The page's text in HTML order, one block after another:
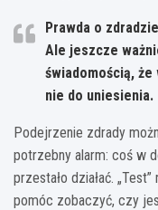
Prawda o
Ale jeszcze
świadomością,
nie do uniesienia.
Podejrzenie zdrady
potrzebny alarm: coś w
przestało działać.
pomóc zobaczyć, czy